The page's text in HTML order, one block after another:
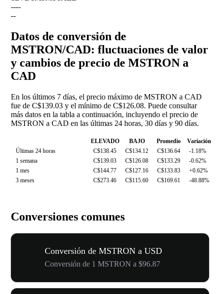
----
--
Datos de conversión de
MSTRON/CAD: fluctuaciones de valor
y cambios de precio de MSTRON a
CAD
En los últimos 7 días, el precio máximo de MSTRON a CAD
fue de C$139.03 y el mínimo de C$126.08. Puede consultar
más datos en la tabla a continuación, incluyendo el precio de
MSTRON a CAD en las últimas 24 horas, 30 días y 90 días.
ELEVADO BAJO Promedio
Variación
Últimas 24 horas
C$138.45 C$134.12 C$136.64
-1.18%
1 semana
C$139.03 C$126.08 C$133.29
-0.62%
1 mes
C$144.77 C$127.16 C$133.83
+0.62%
3 meses
C$273.46 C$115.60 C$169.61 -48.88%
Conversiones comunes
Conversión de MSTRON a USD
Conversión de 1 MSTRON a $96.87